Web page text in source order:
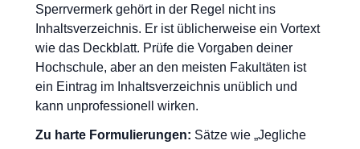
Sperrvermerk gehört in der Regel nicht ins
Inhaltsverzeichnis. Er ist üblicherweise ein Vortext
wie das Deckblatt. Prüfe die Vorgaben deiner
Hochschule, aber an den meisten Fakultäten ist
ein Eintrag im Inhaltsverzeichnis unüblich und
kann unprofessionell wirken.
Zu harte Formulierungen: Sätze wie „Jegliche